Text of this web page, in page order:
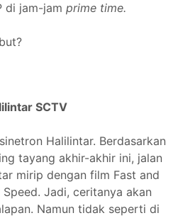
di jam-jam prime time.
SCTV
Halilintar. Berdasarkan
tayang akhir-akhir ini, jalan
mirip dengan film Fast and
Jadi, ceritanya akan
Namun tidak seperti di